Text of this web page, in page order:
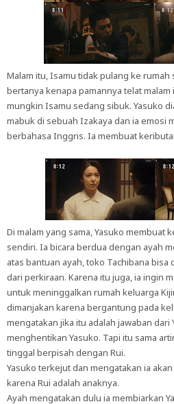
Malam itu, Isamu tidak pulang ke rumah
bertanya kenapa pamannya telat
mungkin Isamu sedang sibuk. Yasuko
mabuk di sebuah Izakaya dan ia emosi
berbahasa Inggris. Ia membuat
Di malam yang sama, Yasuko membuat
sendiri. Ia bicara berdua dengan ayah
atas bantuan ayah, toko Tachibana
dari perkiraan. Karena itu juga, ia ingin
untuk meninggalkan rumah keluarga
dimanjakan karena bergantung pada
mengatakan jika itu adalah jawaban dari
menghentikan Yasuko. Tapi itu sama
tinggal berpisah dengan Rui.
Yasuko terkejut dan mengatakan ia
karena Rui adalah anaknya.
Ayah mengatakan dulu ia membiarkan